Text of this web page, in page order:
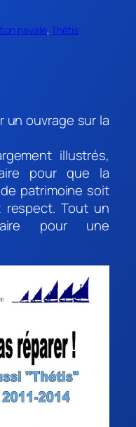
navale, Thétis
un ouvrage sur la
illustrés,
pour que la
patrimoine soit
respect. Tout un
pour une